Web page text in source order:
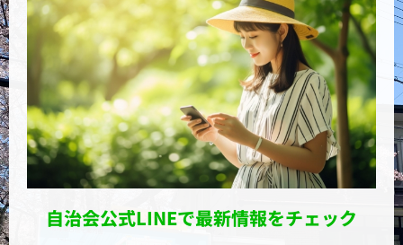
自治会公式LINEで最新情報をチェック